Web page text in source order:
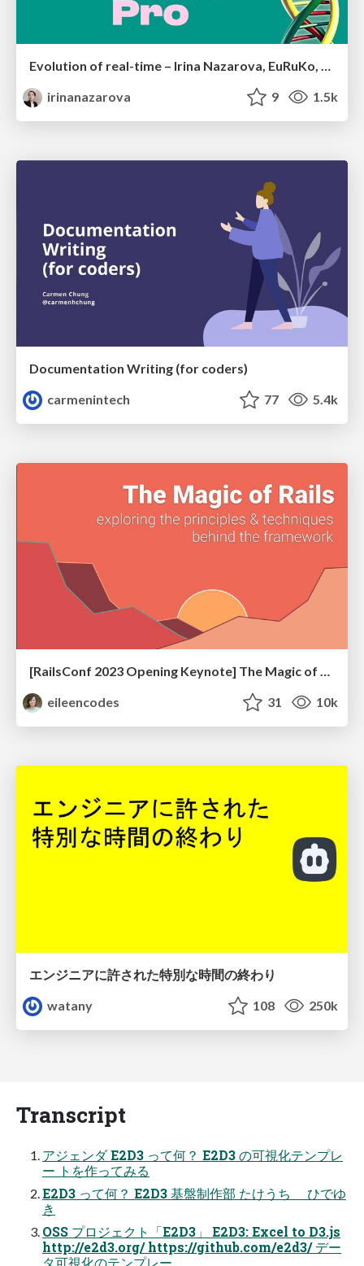
irinanazarova
9 1.5k
Documentation Writing (for coders)
carmenintech
77 5.4k
[RailsConf 2023 Opening Keynote] The Magic of Rails
eileencodes
31 10k
エンジニアに許された特別な時間の終わり
watany
108 250k
Transcript
アジェンダ E2D3 って何？ E2D3 の可視化テンプレ
ー トを作ってみる
E2D3 って何？ E2D3 基盤制作部 たけうち ひでゆ
き
OSS プロジェクト「E2D3」 E2D3: Excel to D3.js
http://e2d3.org/ https://github.com/e2d3/ デー
タ可視化のテンプレー